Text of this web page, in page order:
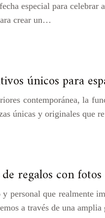
especial para
crear un…
únicos para
contemporánea, la
únicas y originales
regalos con
personal que realmente
a través de una